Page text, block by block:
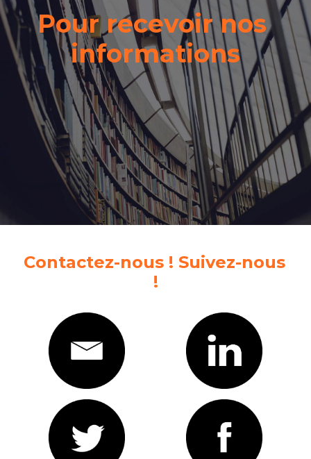
Pour recevoir nos
informations
Contactez-nous ! Suivez-nous
!